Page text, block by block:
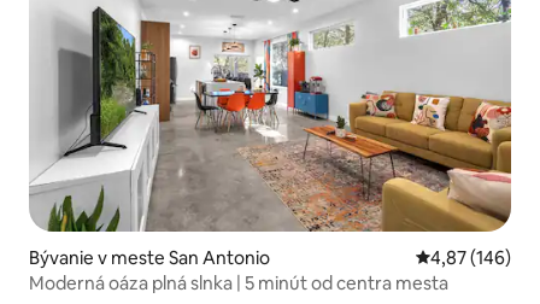
Bývanie v meste San Antonio Priemerné
4,87 (146)
Moderná oáza plná slnka | 5 minút od centra mesta